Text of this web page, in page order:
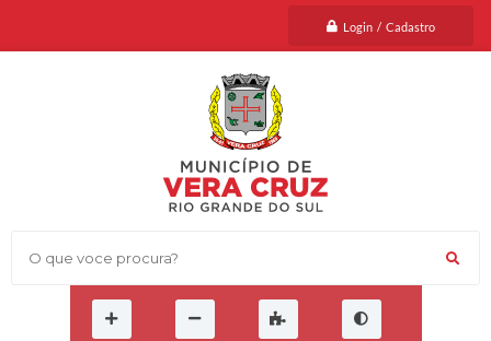
Login / Cadastro
O que voce procura?